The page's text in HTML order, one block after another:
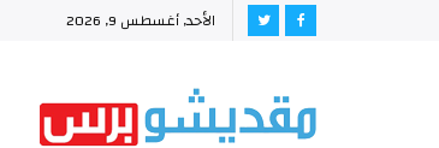
الأحد, أغسطس 9, 2026